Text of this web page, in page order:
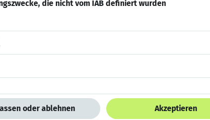
zu Konstruktion und Detail sowie zur
und qualitätsbewusste Arbeitsweise
mit interdisziplinären Teams, gepaart mit
zu übernehmen
projektbezogenen Reisen innerhalb